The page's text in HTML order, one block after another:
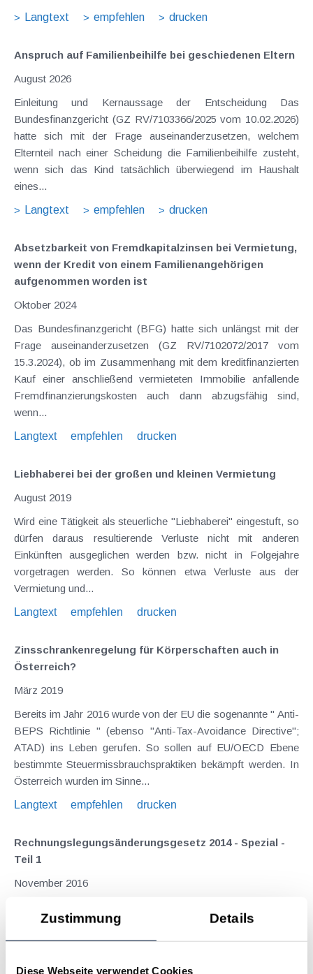
Zustimmung Details
Diese Webseite verwendet Cookies
Langtext
empfehlen drucken
Anspruch auf Familienbeihilfe bei geschiedenen Eltern
August 2026
Einleitung und Kernaussage der Entscheidung Das
Bundesfinanzgericht (GZ RV/7103366/2025 vom 10.02.2026)
hatte sich mit der Frage auseinanderzusetzen, welchem
Elternteil nach einer Scheidung die Familienbeihilfe zusteht,
wenn sich das Kind tatsächlich überwiegend im Haushalt
eines...
Langtext
empfehlen drucken
Absetzbarkeit von Fremdkapitalzinsen bei Vermietung,
wenn der Kredit von einem Familienangehörigen
aufgenommen worden ist
Oktober 2024
Das Bundesfinanzgericht (BFG) hatte sich unlängst mit der
Frage auseinanderzusetzen (GZ RV/7102072/2017 vom
15.3.2024), ob im Zusammenhang mit dem kreditfinanzierten
Kauf einer anschließend vermieteten Immobilie anfallende
Fremdfinanzierungskosten auch dann abzugsfähig sind,
wenn...
Langtext
empfehlen drucken
Liebhaberei bei der großen und kleinen Vermietung
August 2019
Wird eine Tätigkeit als steuerliche "Liebhaberei" eingestuft, so
dürfen daraus resultierende Verluste nicht mit anderen
Einkünften ausgeglichen werden bzw. nicht in Folgejahre
vorgetragen werden. So können etwa Verluste aus der
Vermietung und...
Langtext
empfehlen drucken
Zinsschrankenregelung für Körperschaften auch in
Österreich?
März 2019
Bereits im Jahr 2016 wurde von der EU die sogenannte " Anti-
BEPS Richtlinie " (ebenso "Anti-Tax-Avoidance Directive";
ATAD) ins Leben gerufen. So sollen auf EU/OECD Ebene
bestimmte Steuermissbrauchspraktiken bekämpft werden. In
Österreich wurden im Sinne...
Langtext
empfehlen drucken
Rechnungslegungsänderungs­gesetz 2014 - Spezial -
Teil 1
November 2016
welches bereits im Dezember 2014 beschlossen worden war,
setzt vor allem EU-Vorgaben um und hat zum Ziel, die